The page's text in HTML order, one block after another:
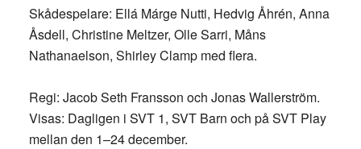
Skådespelare: Ellá Márge Nutti, Hedvig Åhrén, Anna
Åsdell, Christine Meltzer, Olle Sarri, Måns
Nathanaelson, Shirley Clamp med flera.
Regi: Jacob Seth Fransson och Jonas Wallerström.
Visas: Dagligen i SVT 1, SVT Barn och på SVT Play
mellan den 1–24 december.